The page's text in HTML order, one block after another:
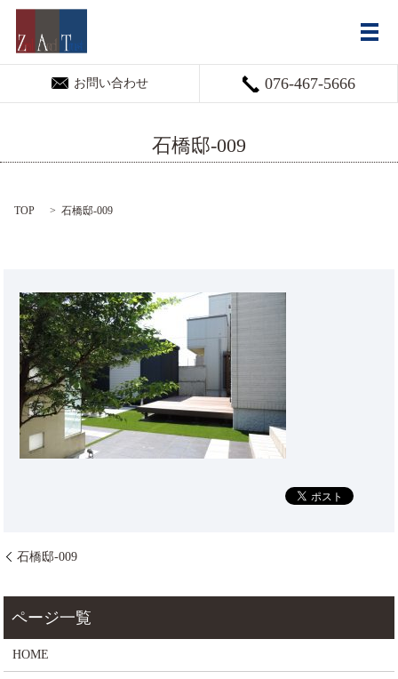
お問い合わせ 076-467-5666
メ
石橋邸-009
TOP 石橋邸-009
石橋邸-009
HOME